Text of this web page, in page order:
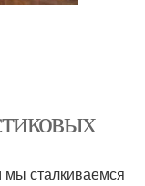
мы сталкиваемся